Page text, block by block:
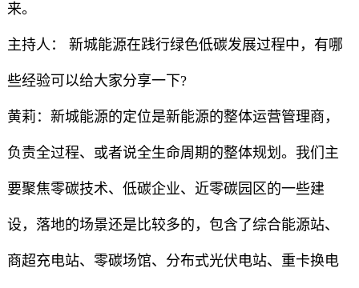
来。
主持人： 新城能源在践行绿色低碳发展过程中，有哪
些经验可以给大家分享一下?
黄莉：新城能源的定位是新能源的整体运营管理商，
负责全过程、或者说全生命周期的整体规划。我们主
要聚焦零碳技术、低碳企业、近零碳园区的一些建
设，落地的场景还是比较多的，包含了综合能源站、
商超充电站、零碳场馆、分布式光伏电站、重卡换电